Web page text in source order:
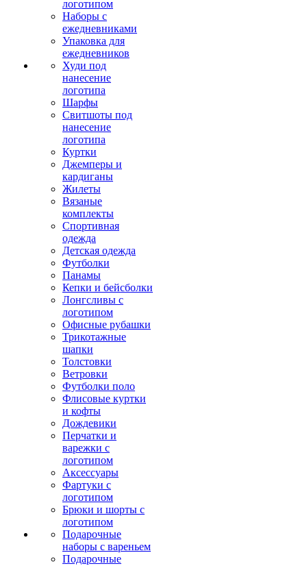
логотипом
Наборы с
ежедневниками
Упаковка для
ежедневников
Худи под
нанесение
логотипа
Шарфы
Свитшоты под
нанесение
логотипа
Куртки
Джемперы и
кардиганы
Жилеты
Вязаные
комплекты
Спортивная
одежда
Детская одежда
Футболки
Панамы
Кепки и бейсболки
Лонгсливы с
логотипом
Офисные рубашки
Трикотажные
шапки
Толстовки
Ветровки
Футболки поло
Флисовые куртки
и кофты
Дождевики
Перчатки и
варежки с
логотипом
Аксессуары
Фартуки с
логотипом
Брюки и шорты с
логотипом
Подарочные
наборы с вареньем
Подарочные